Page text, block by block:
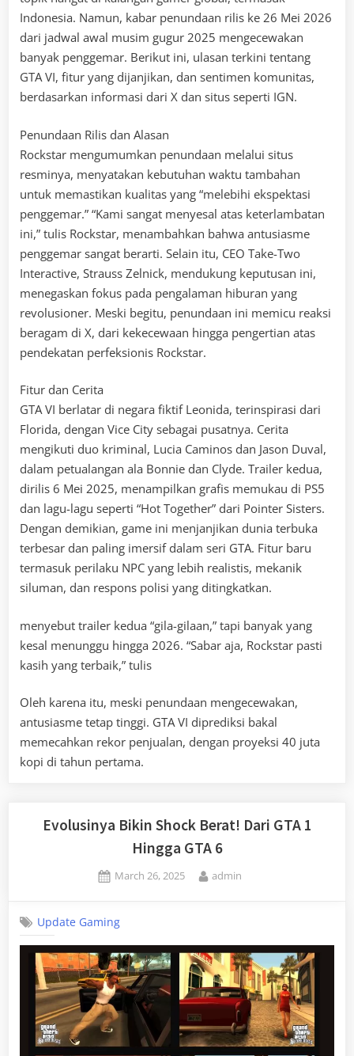
Indonesia. Namun, kabar penundaan rilis ke 26 Mei 2026
dari jadwal awal musim gugur 2025 mengecewakan
banyak penggemar. Berikut ini, ulasan terkini tentang
GTA VI, fitur yang dijanjikan, dan sentimen komunitas,
berdasarkan informasi dari X dan situs seperti IGN.
Penundaan Rilis dan Alasan
Rockstar mengumumkan penundaan melalui situs
resminya, menyatakan kebutuhan waktu tambahan
untuk memastikan kualitas yang “melebihi ekspektasi
penggemar.” “Kami sangat menyesal atas keterlambatan
ini,” tulis Rockstar, menambahkan bahwa antusiasme
penggemar sangat berarti. Selain itu, CEO Take-Two
Interactive, Strauss Zelnick, mendukung keputusan ini,
menegaskan fokus pada pengalaman hiburan yang
revolusioner. Meski begitu, penundaan ini memicu reaksi
beragam di X, dari kekecewaan hingga pengertian atas
pendekatan perfeksionis Rockstar.
Fitur dan Cerita
GTA VI berlatar di negara fiktif Leonida, terinspirasi dari
Florida, dengan Vice City sebagai pusatnya. Cerita
mengikuti duo kriminal, Lucia Caminos dan Jason Duval,
dalam petualangan ala Bonnie dan Clyde. Trailer kedua,
dirilis 6 Mei 2025, menampilkan grafis memukau di PS5
dan lagu-lagu seperti “Hot Together” dari Pointer Sisters.
Dengan demikian, game ini menjanjikan dunia terbuka
terbesar dan paling imersif dalam seri GTA. Fitur baru
termasuk perilaku NPC yang lebih realistis, mekanik
siluman, dan respons polisi yang ditingkatkan.
menyebut trailer kedua “gila-gilaan,” tapi banyak yang
kesal menunggu hingga 2026. “Sabar aja, Rockstar pasti
kasih yang terbaik,” tulis
Oleh karena itu, meski penundaan mengecewakan,
antusiasme tetap tinggi. GTA VI diprediksi bakal
memecahkan rekor penjualan, dengan proyeksi 40 juta
kopi di tahun pertama.
Evolusinya Bikin Shock Berat! Dari GTA 1
Hingga GTA 6
Posted
March 26, 2025 By
admin
Update Gaming